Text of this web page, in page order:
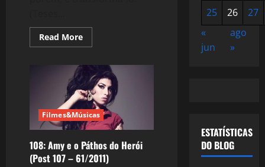
Read MoreRead
more
Crise
de
Projetos
e
o
Caso
Jobim
(Post
–
62/2011)
Filmes&Músicas
108: Amy e o Páthos do Herói
(Post 107 – 61/2011)
25
26
27
«
jun
ago
»
ESTATÍSTICAS
DO BLOG